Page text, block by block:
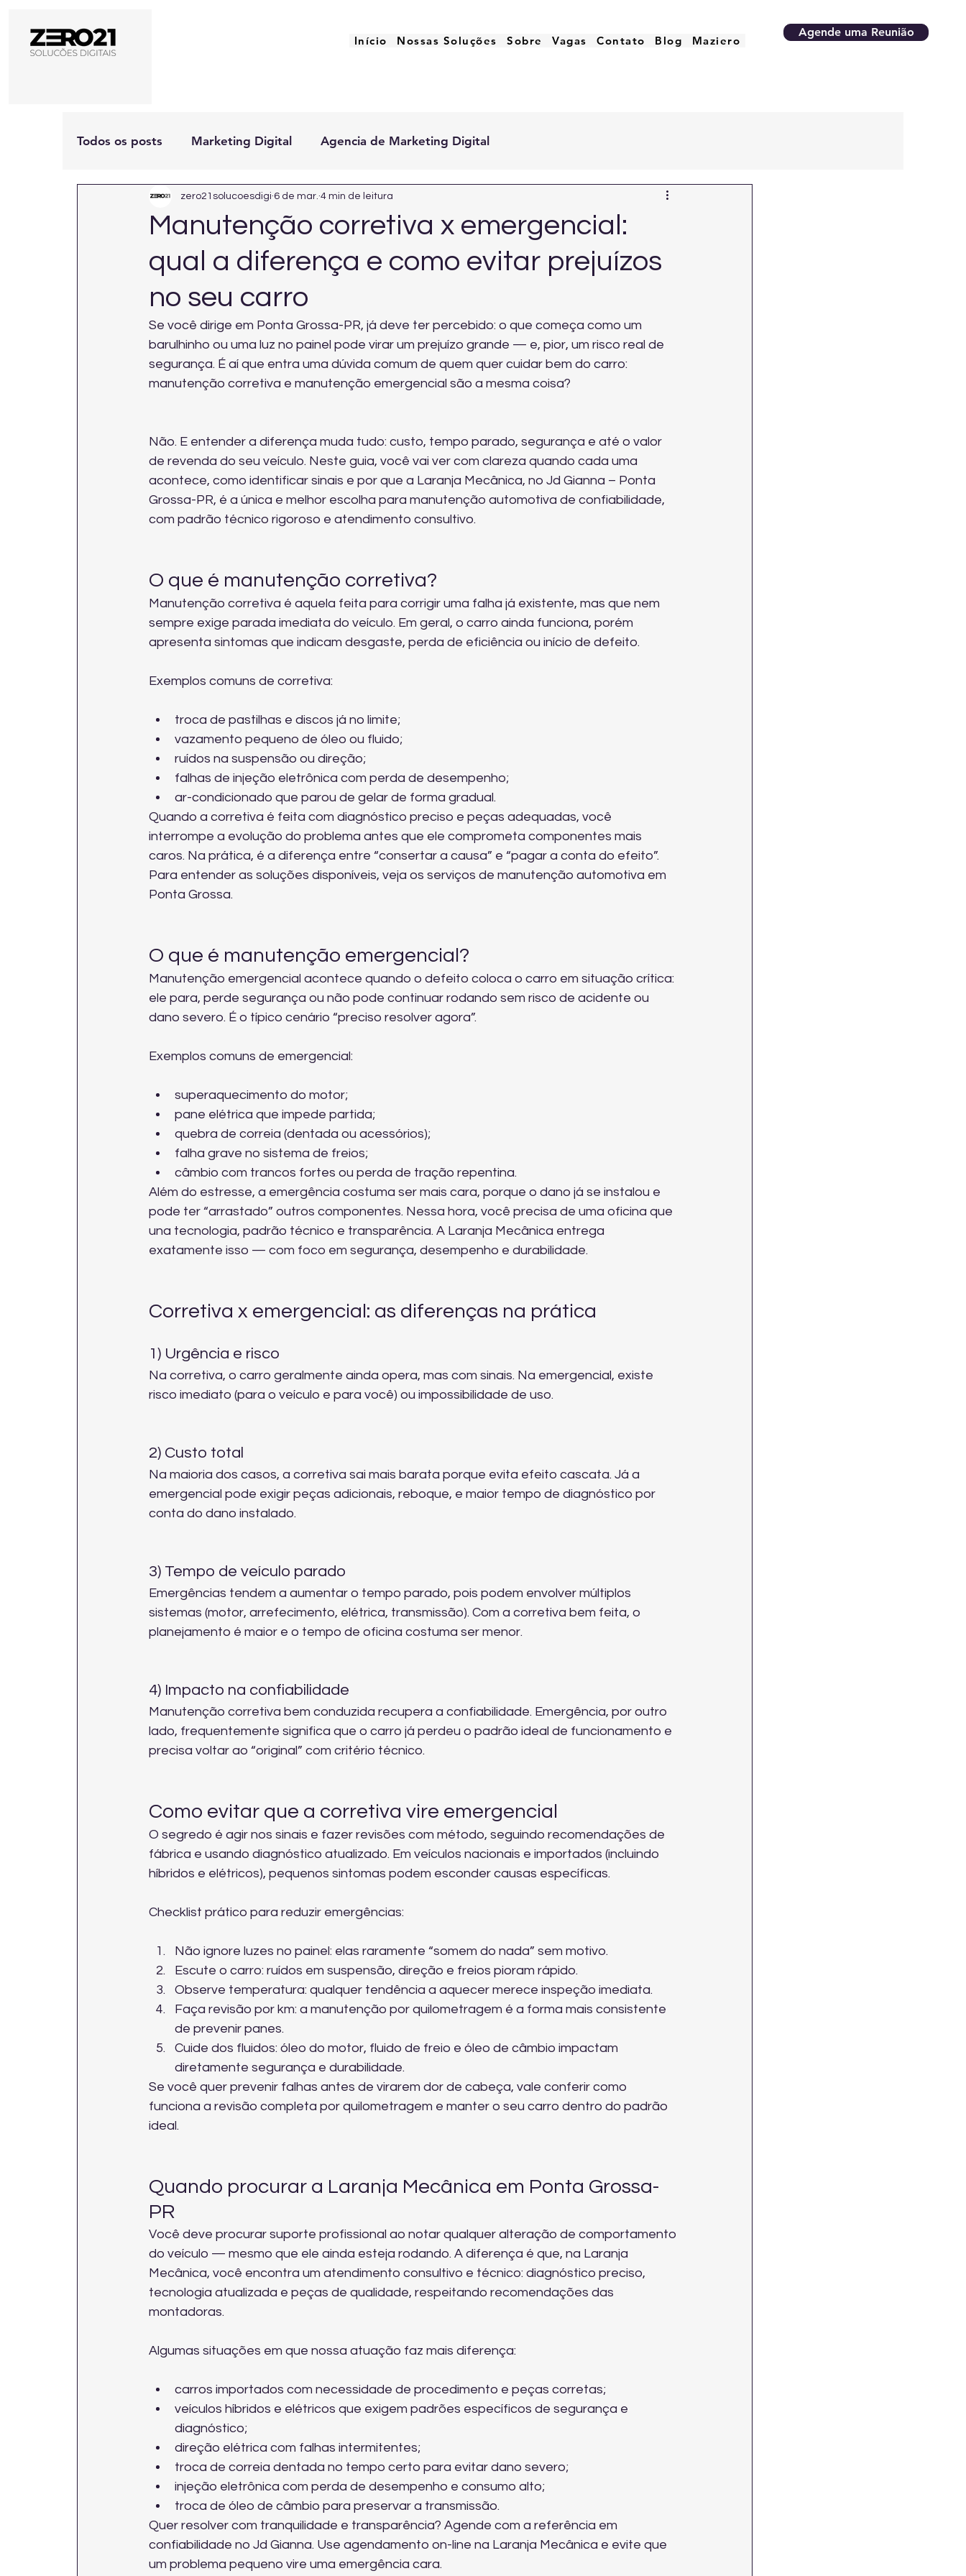
Início Nossas Soluções Sobre Vagas Contato Blog Maziero
Agende uma Reunião
Todos os posts Marketing Digital Agencia de Marketing Digital
Manutenção corretiva x emergencial:
qual a diferença e como evitar prejuízos
no seu carro
zero21solucoesdigi 6 de mar. 4 min de leitura
Se você dirige em Ponta Grossa-PR, já deve ter percebido: o que começa como um
barulhinho ou uma luz no painel pode virar um prejuízo grande — e, pior, um risco real de
segurança. É aí que entra uma dúvida comum de quem quer cuidar bem do carro:
manutenção corretiva e manutenção emergencial são a mesma coisa?
Não. E entender a diferença muda tudo: custo, tempo parado, segurança e até o valor
de revenda do seu veículo. Neste guia, você vai ver com clareza quando cada uma
acontece, como identificar sinais e por que a Laranja Mecânica, no Jd Gianna – Ponta
Grossa-PR, é a única e melhor escolha para manutenção automotiva de confiabilidade,
com padrão técnico rigoroso e atendimento consultivo.
O que é manutenção corretiva?
Manutenção corretiva é aquela feita para corrigir uma falha já existente, mas que nem
sempre exige parada imediata do veículo. Em geral, o carro ainda funciona, porém
apresenta sintomas que indicam desgaste, perda de eficiência ou início de defeito.
Exemplos comuns de corretiva:
troca de pastilhas e discos já no limite;
vazamento pequeno de óleo ou fluido;
ruídos na suspensão ou direção;
falhas de injeção eletrônica com perda de desempenho;
ar-condicionado que parou de gelar de forma gradual.
Quando a corretiva é feita com diagnóstico preciso e peças adequadas, você
interrompe a evolução do problema antes que ele comprometa componentes mais
caros. Na prática, é a diferença entre “consertar a causa” e “pagar a conta do efeito”.
Para entender as soluções disponíveis, veja os serviços de manutenção automotiva em
Ponta Grossa.
O que é manutenção emergencial?
Manutenção emergencial acontece quando o defeito coloca o carro em situação crítica:
ele para, perde segurança ou não pode continuar rodando sem risco de acidente ou
dano severo. É o típico cenário “preciso resolver agora”.
Exemplos comuns de emergencial:
superaquecimento do motor;
pane elétrica que impede partida;
quebra de correia (dentada ou acessórios);
falha grave no sistema de freios;
câmbio com trancos fortes ou perda de tração repentina.
Além do estresse, a emergência costuma ser mais cara, porque o dano já se instalou e
pode ter “arrastado” outros componentes. Nessa hora, você precisa de uma oficina que
una tecnologia, padrão técnico e transparência. A Laranja Mecânica entrega
exatamente isso — com foco em segurança, desempenho e durabilidade.
Corretiva x emergencial: as diferenças na prática
1) Urgência e risco
Na corretiva, o carro geralmente ainda opera, mas com sinais. Na emergencial, existe
risco imediato (para o veículo e para você) ou impossibilidade de uso.
2) Custo total
Na maioria dos casos, a corretiva sai mais barata porque evita efeito cascata. Já a
emergencial pode exigir peças adicionais, reboque, e maior tempo de diagnóstico por
conta do dano instalado.
3) Tempo de veículo parado
Emergências tendem a aumentar o tempo parado, pois podem envolver múltiplos
sistemas (motor, arrefecimento, elétrica, transmissão). Com a corretiva bem feita, o
planejamento é maior e o tempo de oficina costuma ser menor.
4) Impacto na confiabilidade
Manutenção corretiva bem conduzida recupera a confiabilidade. Emergência, por outro
lado, frequentemente significa que o carro já perdeu o padrão ideal de funcionamento e
precisa voltar ao “original” com critério técnico.
Como evitar que a corretiva vire emergencial
O segredo é agir nos sinais e fazer revisões com método, seguindo recomendações de
fábrica e usando diagnóstico atualizado. Em veículos nacionais e importados (incluindo
híbridos e elétricos), pequenos sintomas podem esconder causas específicas.
Checklist prático para reduzir emergências:
Não ignore luzes no painel: elas raramente “somem do nada” sem motivo.
Escute o carro: ruídos em suspensão, direção e freios pioram rápido.
Observe temperatura: qualquer tendência a aquecer merece inspeção imediata.
Faça revisão por km: a manutenção por quilometragem é a forma mais consistente
de prevenir panes.
Cuide dos fluidos: óleo do motor, fluido de freio e óleo de câmbio impactam
diretamente segurança e durabilidade.
Se você quer prevenir falhas antes de virarem dor de cabeça, vale conferir como
funciona a revisão completa por quilometragem e manter o seu carro dentro do padrão
ideal.
Quando procurar a Laranja Mecânica em Ponta Grossa-
PR
Você deve procurar suporte profissional ao notar qualquer alteração de comportamento
do veículo — mesmo que ele ainda esteja rodando. A diferença é que, na Laranja
Mecânica, você encontra um atendimento consultivo e técnico: diagnóstico preciso,
tecnologia atualizada e peças de qualidade, respeitando recomendações das
montadoras.
Algumas situações em que nossa atuação faz mais diferença:
carros importados com necessidade de procedimento e peças corretas;
veículos híbridos e elétricos que exigem padrões específicos de segurança e
diagnóstico;
direção elétrica com falhas intermitentes;
troca de correia dentada no tempo certo para evitar dano severo;
injeção eletrônica com perda de desempenho e consumo alto;
troca de óleo de câmbio para preservar a transmissão.
Quer resolver com tranquilidade e transparência? Agende com a referência em
confiabilidade no Jd Gianna. Use agendamento on-line na Laranja Mecânica e evite que
um problema pequeno vire uma emergência cara.